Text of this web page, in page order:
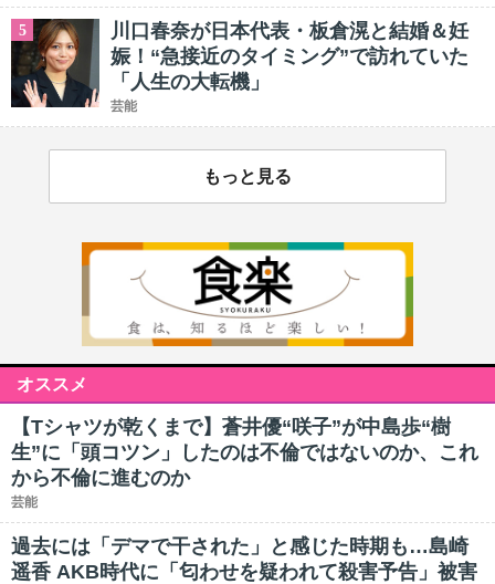
5
川口春奈が日本代表・板倉滉と結婚＆妊
娠！“急接近のタイミング”で訪れていた
「人生の大転機」
芸能
もっと見る
オススメ
【Tシャツが乾くまで】蒼井優“咲子”が中島歩“樹
生”に「頭コツン」したのは不倫ではないのか、これ
から不倫に進むのか
芸能
過去には「デマで干された」と感じた時期も…島崎
遥香 AKB時代に「匂わせを疑われて殺害予告」被害